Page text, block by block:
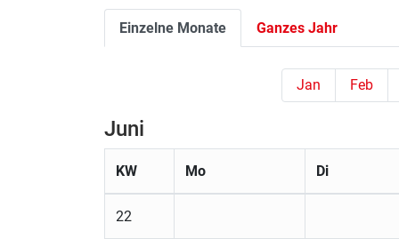
Einzelne Monate Ganzes Jahr
Jan Feb
Juni
KW Mo Di
22